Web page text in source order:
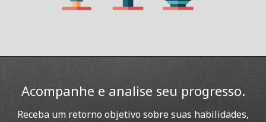
Acompanhe e analise seu progresso.
Receba um retorno objetivo sobre suas habilidades,